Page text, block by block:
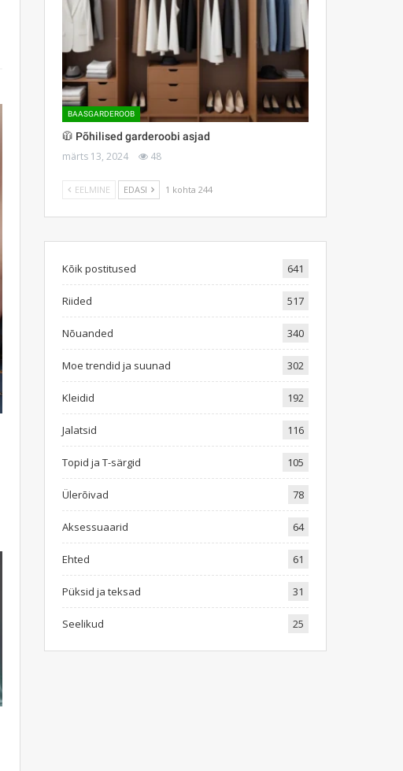
BAASGARDEROOB
🧥 Põhilised garderoobi asjad
märts 13, 2024 48
EELMINE EDASI 1 kohta 244
Kõik postitused 641
Riided 517
Nõuanded 340
Moe trendid ja suunad 302
Kleidid 192
Jalatsid 116
Topid ja T-särgid 105
Ülerõivad 78
Aksessuaarid 64
Ehted 61
Püksid ja teksad 31
Seelikud 25